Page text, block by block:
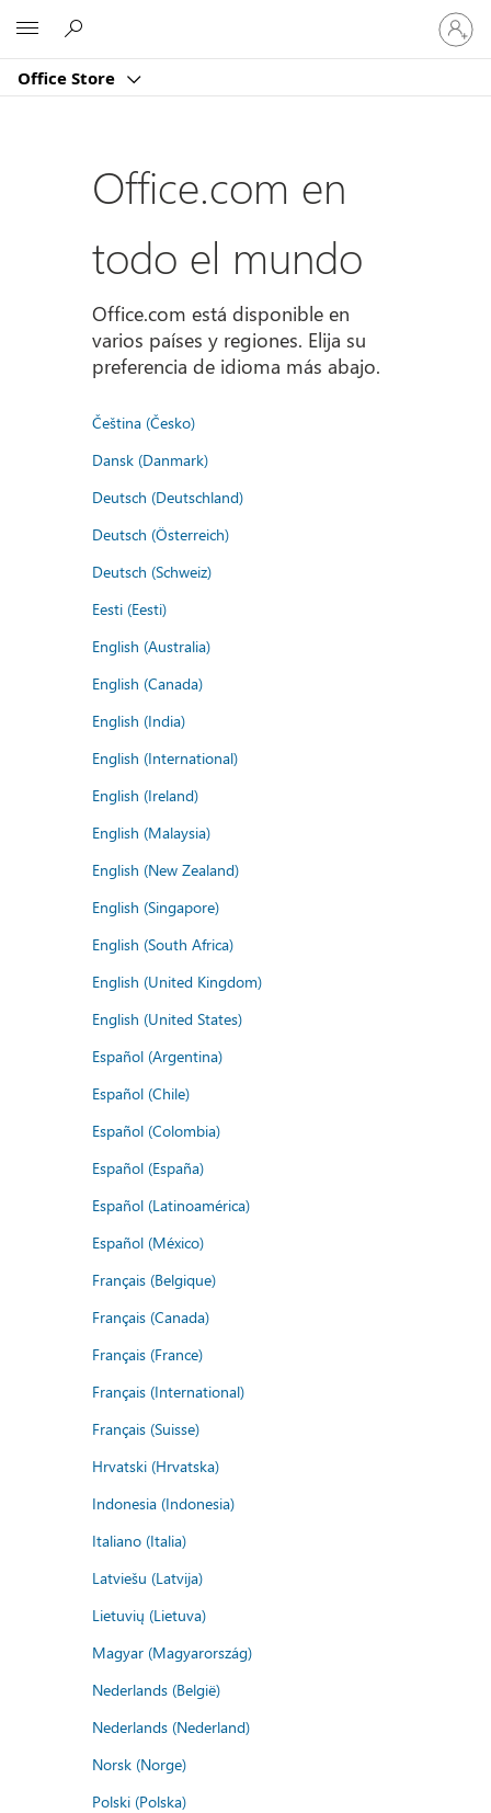
Office Store
Iniciar
sesión
en
cuenta
Office.com en
todo el mundo
Office.com está disponible en
varios países y regiones. Elija su
preferencia de idioma más abajo.
Čeština (Česko)
Dansk (Danmark)
Deutsch (Deutschland)
Deutsch (Österreich)
Deutsch (Schweiz)
Eesti (Eesti)
English (Australia)
English (Canada)
English (India)
English (International)
English (Ireland)
English (Malaysia)
English (New Zealand)
English (Singapore)
English (South Africa)
English (United Kingdom)
English (United States)
Español (Argentina)
Español (Chile)
Español (Colombia)
Español (España)
Español (Latinoamérica)
Español (México)
Français (Belgique)
Français (Canada)
Français (France)
Français (International)
Français (Suisse)
Hrvatski (Hrvatska)
Indonesia (Indonesia)
Italiano (Italia)
Latviešu (Latvija)
Lietuvių (Lietuva)
Magyar (Magyarország)
Nederlands (België)
Nederlands (Nederland)
Norsk (Norge)
Polski (Polska)